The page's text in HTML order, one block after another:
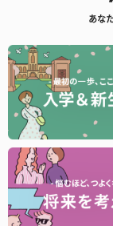
あな